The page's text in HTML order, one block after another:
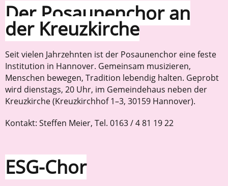
Der Posaunenchor an
der Kreuzkirche
Seit vielen Jahrzehnten ist der Posaunenchor eine feste
Institution in Hannover. Gemeinsam musizieren,
Menschen bewegen, Tradition lebendig halten. Geprobt
wird dienstags, 20 Uhr, im Gemeindehaus neben der
Kreuzkirche (Kreuzkirchhof 1–3, 30159 Hannover).
Kontakt: Steffen Meier, Tel. 0163 / 4 81 19 22
ESG-Chor